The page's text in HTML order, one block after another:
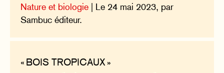
Nature et biologie | Le 24 mai 2023, par
Sambuc éditeur.
« BOIS TROPICAUX »